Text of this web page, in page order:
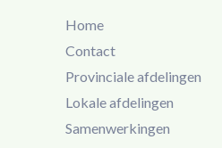
Home
Contact
Provinciale afdelingen
Lokale afdelingen
Samenwerkingen